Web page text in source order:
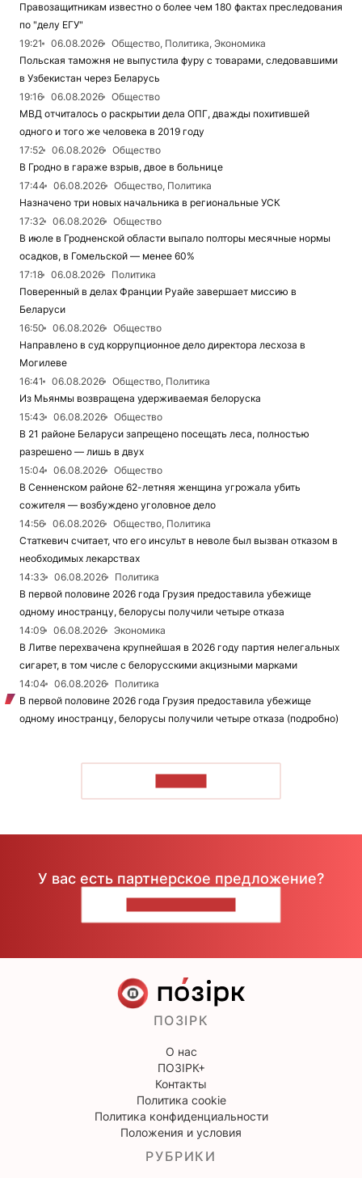
Правозащитникам известно о более чем 180 фактах преследования
по "делу ЕГУ"
19:21
06.08.2026
Общество, Политика, Экономика
Польская таможня не выпустила фуру с товарами, следовавшими
в Узбекистан через Беларусь
19:16
06.08.2026
Общество
МВД отчиталось о раскрытии дела ОПГ, дважды похитившей
одного и того же человека в 2019 году
17:52
06.08.2026
Общество
В Гродно в гараже взрыв, двое в больнице
17:44
06.08.2026
Общество, Политика
Назначено три новых начальника в региональные УСК
17:32
06.08.2026
Общество
В июле в Гродненской области выпало полторы месячные нормы
осадков, в Гомельской — менее 60%
17:18
06.08.2026
Политика
Поверенный в делах Франции Руайе завершает миссию в
Беларуси
16:50
06.08.2026
Общество
Направлено в суд коррупционное дело директора лесхоза в
Могилеве
16:41
06.08.2026
Общество, Политика
Из Мьянмы возвращена удерживаемая белоруска
15:43
06.08.2026
Общество
В 21 районе Беларуси запрещено посещать леса, полностью
разрешено — лишь в двух
15:04
06.08.2026
Общество
В Сенненском районе 62-летняя женщина угрожала убить
сожителя — возбуждено уголовное дело
14:56
06.08.2026
Общество, Политика
Статкевич считает, что его инсульт в неволе был вызван отказом в
необходимых лекарствах
14:33
06.08.2026
Политика
В первой половине 2026 года Грузия предоставила убежище
одному иностранцу, белорусы получили четыре отказа
14:09
06.08.2026
Экономика
В Литве перехвачена крупнейшая в 2026 году партия нелегальных
сигарет, в том числе с белорусскими акцизными марками
14:04
06.08.2026
Политика
В первой половине 2026 года Грузия предоставила убежище
одному иностранцу, белорусы получили четыре отказа (подробно)
У вас есть партнерское предложение?
ПОЗІРК
О нас
ПОЗІРК+
Контакты
Политика cookie
Политика конфиденциальности
Положения и условия
РУБРИКИ